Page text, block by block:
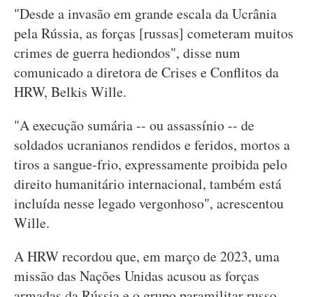
"Desde a invasão em grande escala da Ucrânia
pela Rússia, as forças [russas] cometeram muitos
crimes de guerra hediondos", disse num
comunicado a diretora de Crises e Conflitos da
HRW, Belkis Wille.
"A execução sumária -- ou assassínio -- de
soldados ucranianos rendidos e feridos, mortos a
tiros a sangue-frio, expressamente proibida pelo
direito humanitário internacional, também está
incluída nesse legado vergonhoso", acrescentou
Wille.
A HRW recordou que, em março de 2023, uma
missão das Nações Unidas acusou as forças